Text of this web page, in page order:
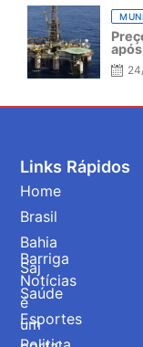
Barriga
Notícias
é
um
Links Rápidos
Home
Brasil
Bahia
Saj
Saúde
Esportes